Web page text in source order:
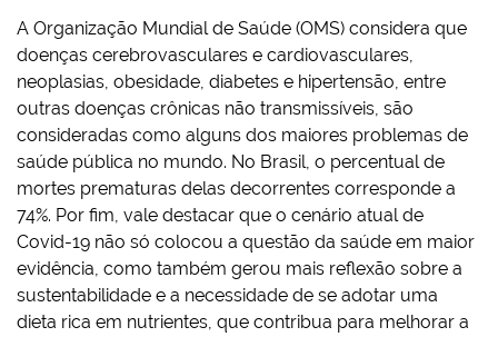
A Organização Mundial de Saúde (OMS) considera que
doenças cerebrovasculares e cardiovasculares,
neoplasias, obesidade, diabetes e hipertensão, entre
outras doenças crônicas não transmissíveis, são
consideradas como alguns dos maiores problemas de
saúde pública no mundo. No Brasil, o percentual de
mortes prematuras delas decorrentes corresponde a
74%. Por fim, vale destacar que o cenário atual de
Covid-19 não só colocou a questão da saúde em maior
evidência, como também gerou mais reflexão sobre a
sustentabilidade e a necessidade de se adotar uma
dieta rica em nutrientes, que contribua para melhorar a